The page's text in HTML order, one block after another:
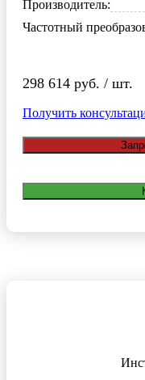
Производитель:
Частотный
298 614 руб. / шт.
Получить